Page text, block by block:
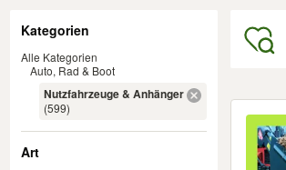
Kategorien
Alle Kategorien
Auto, Rad & Boot
Nutzfahrzeuge & Anhänger
(599)
Art